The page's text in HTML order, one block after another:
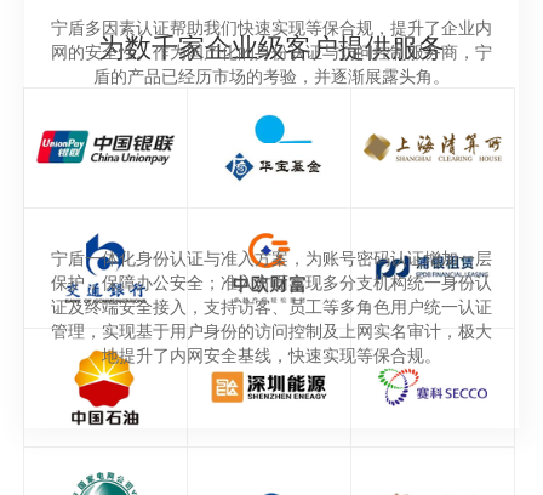
宁盾多因素认证帮助我们快速实现等保合规，提升了企业内
网的安全性。作为国产化的身份认证与访问控制服务商，宁
盾的产品已经历市场的考验，并逐渐展露头角。
宁盾一体化身份认证与准入方案，为账号密码认证增加一层
保护，保障办公安全；准入方面实现多分支机构统一身份认
证及终端安全接入，支持访客、员工等多角色用户统一认证
管理，实现基于用户身份的访问控制及上网实名审计，极大
地提升了内网安全基线，快速实现等保合规。
为数千家企业级客户提供服务